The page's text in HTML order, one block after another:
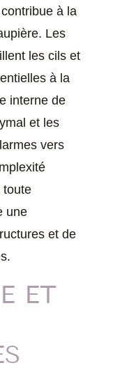
à la
Les
les cils et
à la
interne de
et les
vers
toute
une
et de
ET